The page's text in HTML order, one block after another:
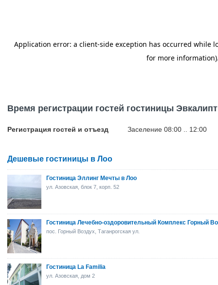
Время регистрации гостей гостиницы Эвкалипт
Регистрация гостей и отъезд Заселение 08:00 .. 12:00
Дешевые гостиницы в Лоо
Гостиница Эллинг Мечты в Лоо
ул. Азовская, блок 7, корп. 52
Гостиница Лечебно-оздоровительный Комплекс Горный
пос. Горный Воздух, Таганрогская ул.
Гостиница La Familia
ул. Азовская, дом 2